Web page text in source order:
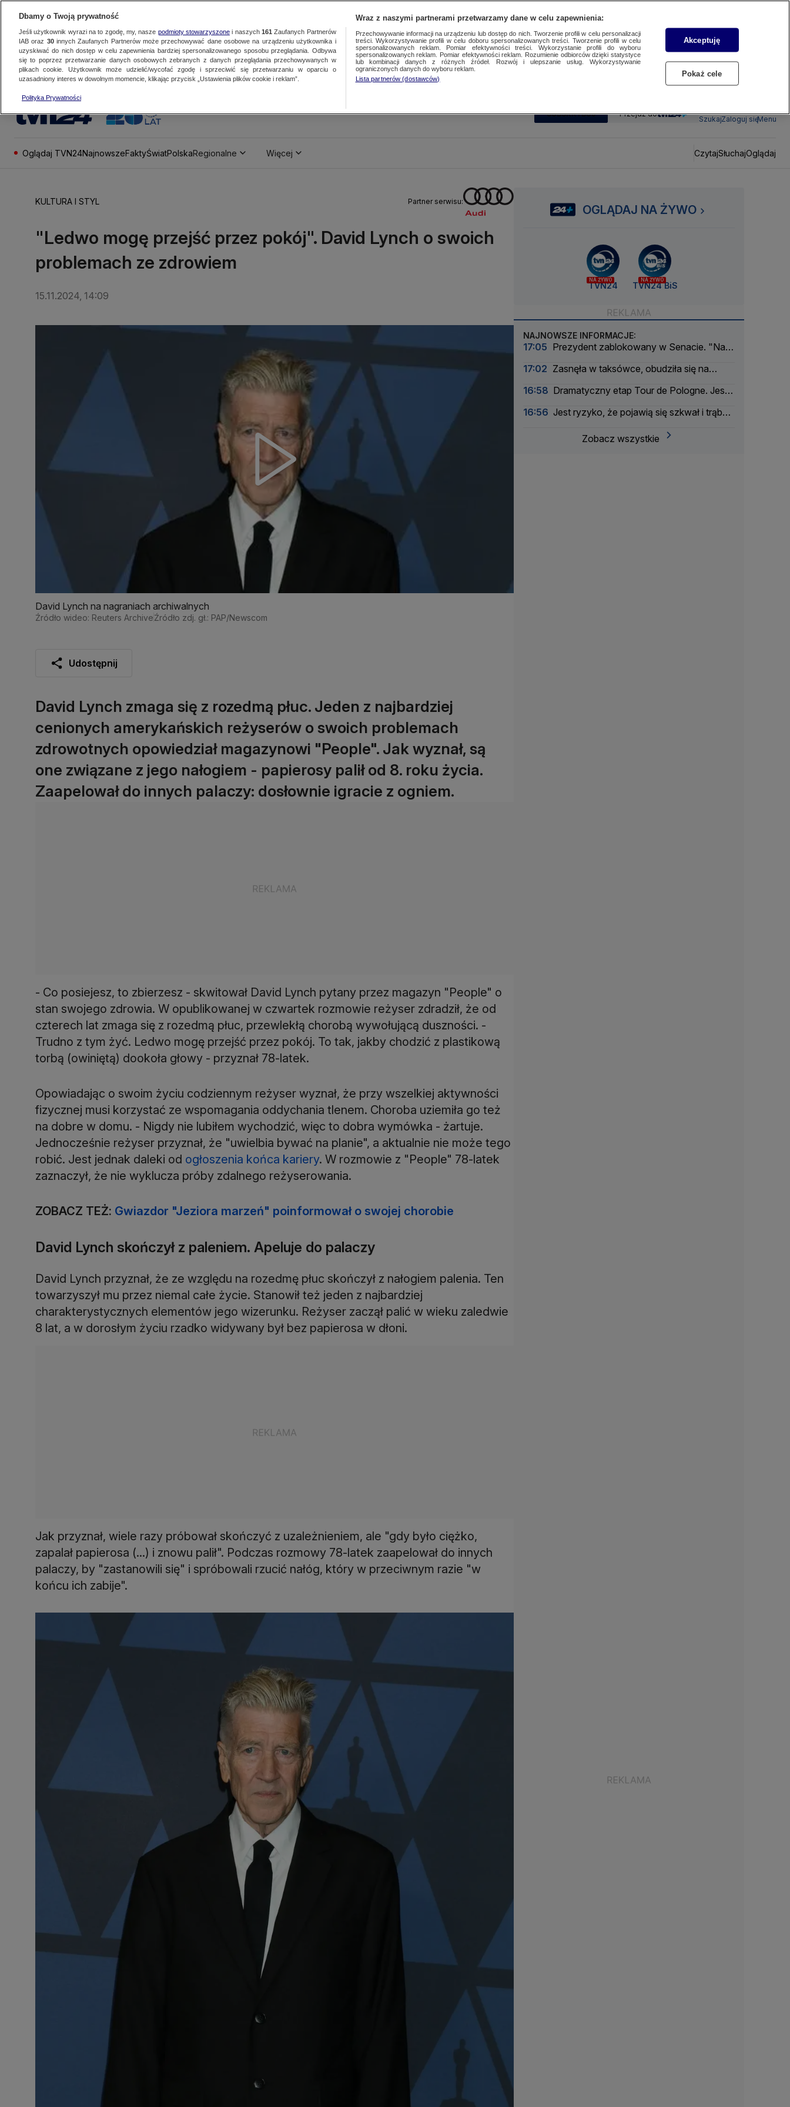
SUBSKRYBUJ Przejdź do
SzukajZaloguj sięMenu
Oglądaj TVN24NajnowszeFaktyŚwiatPolskaRegionalne Więcej CzytajSłuchajOglądaj
KULTURA I STYL Partner serwisu:
"Ledwo mogę przejść przez pokój". David Lynch o swoich
problemach ze zdrowiem
15.11.2024, 14:09
David Lynch na nagraniach archiwalnych
Źródło wideo: Reuters ArchiveŹródło zdj. gł.: PAP/Newscom
Udostępnij
David Lynch zmaga się z rozedmą płuc. Jeden z najbardziej
cenionych amerykańskich reżyserów o swoich problemach
zdrowotnych opowiedział magazynowi "People". Jak wyznał, są
one związane z jego nałogiem - papierosy palił od 8. roku życia.
Zaapelował do innych palaczy: dosłownie igracie z ogniem.
- Co posiejesz, to zbierzesz - skwitował David Lynch pytany przez magazyn "People" o
stan swojego zdrowia. W opublikowanej w czwartek rozmowie reżyser zdradził, że od
czterech lat zmaga się z rozedmą płuc, przewlekłą chorobą wywołującą duszności. -
Trudno z tym żyć. Ledwo mogę przejść przez pokój. To tak, jakby chodzić z plastikową
torbą (owiniętą) dookoła głowy - przyznał 78-latek.
Opowiadając o swoim życiu codziennym reżyser wyznał, że przy wszelkiej aktywności
fizycznej musi korzystać ze wspomagania oddychania tlenem. Choroba uziemiła go też
na dobre w domu. - Nigdy nie lubiłem wychodzić, więc to dobra wymówka - żartuje.
Jednocześnie reżyser przyznał, że "uwielbia bywać na planie", a aktualnie nie może tego
robić. Jest jednak daleki od ogłoszenia końca kariery. W rozmowie z "People" 78-latek
zaznaczył, że nie wyklucza próby zdalnego reżyserowania.
ZOBACZ TEŻ: Gwiazdor "Jeziora marzeń" poinformował o swojej chorobie
David Lynch skończył z paleniem. Apeluje do palaczy
David Lynch przyznał, że ze względu na rozedmę płuc skończył z nałogiem palenia. Ten
towarzyszył mu przez niemal całe życie. Stanowił też jeden z najbardziej
charakterystycznych elementów jego wizerunku. Reżyser zaczął palić w wieku zaledwie
8 lat, a w dorosłym życiu rzadko widywany był bez papierosa w dłoni.
Jak przyznał, wiele razy próbował skończyć z uzależnieniem, ale "gdy było ciężko,
zapalał papierosa (...) i znowu palił". Podczas rozmowy 78-latek zaapelował do innych
palaczy, by "zastanowili się" i spróbowali rzucić nałóg, który w przeciwnym razie "w
końcu ich zabije".
OGLĄDAJ NA ŻYWO
NA ŻYWO
TVN24
NA ŻYWO
TVN24 BiS
NAJNOWSZE INFORMACJE:
17:05 Prezydent zablokowany w Senacie. "Na
17:02 Zasnęła w taksówce, obudziła się na
16:58 Dramatyczny etap Tour de Pologne. Jest
16:56 Jest ryzyko, że pojawią się szkwał i trąba
Zobacz wszystkie
Dbamy o Twoją prywatność
Jeśli użytkownik wyrazi na to zgodę, my, nasze podmioty stowarzyszonei naszych 161 Zaufanych Partnerów
IAB oraz 30innych Zaufanych Partnerów może przechowywać dane osobowe na urządzeniu użytkownika i
uzyskiwać do nich dostęp w celu zapewnienia bardziej spersonalizowanego sposobu przeglądania. Odbywa
się to poprzez przetwarzanie danych osobowych zebranych z danych przeglądania przechowywanych w
plikach cookie. Użytkownik może udzielić/wycofać zgodę i sprzeciwić się przetwarzaniu w oparciu o
uzasadniony interes w dowolnym momencie, klikając przycisk „Ustawienia plików cookie i reklam”.
Polityka Prywatności
Wraz z naszymi partnerami przetwarzamy dane w celu zapewnienia:
Przechowywanie informacji na urządzeniu lub dostęp do nich. Tworzenie profili w celu personalizacji
treści. Wykorzystywanie profili w celu doboru spersonalizowanych treści. Tworzenie profili w celu
spersonalizowanych reklam. Pomiar efektywności treści. Wykorzystanie profili do wyboru
spersonalizowanych reklam. Pomiar efektywności reklam. Rozumienie odbiorców dzięki statystyce
lub kombinacji danych z różnych źródeł. Rozwój i ulepszanie usług. Wykorzystywanie
ograniczonych danych do wyboru reklam.
Lista partnerów (dostawców)
Akceptuję
Pokaż cele